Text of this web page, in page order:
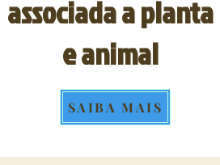
associada a planta
e animal
SAIBA MAIS